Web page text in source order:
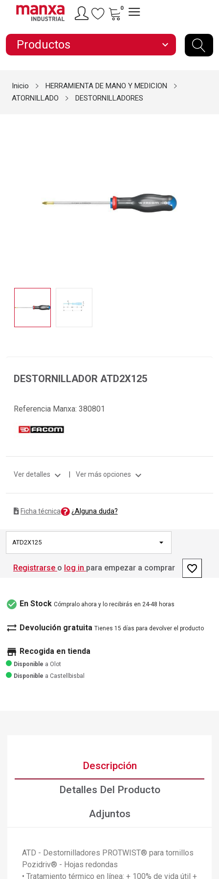
0
Productos expand_more
Inicio
HERRAMIENTA DE MANO Y MEDICION
ATORNILLADO
DESTORNILLADORES
DESTORNILLADOR ATD2X125
Referencia Manxa: 380801
Ver detalles expand_more Ver más opciones expand_more
Ficha técnica ¿Alguna duda?
ATD2X125
Registrarse o log in para empezar a comprar favorite_border
check_circle En Stock Cómpralo ahora y lo recibirás en 24-48 horas
sync_alt Devolución gratuita Tienes 15 días para devolver el producto
store Recogida en tienda
Disponible a Olot
Disponible a Castellbisbal
Descripción
Detalles Del Producto
Adjuntos
ATD - Destornilladores PROTWIST® para tornillos
Pozidriv® - Hojas redondas
• Tratamiento térmico en línea: + 100% de vida útil +